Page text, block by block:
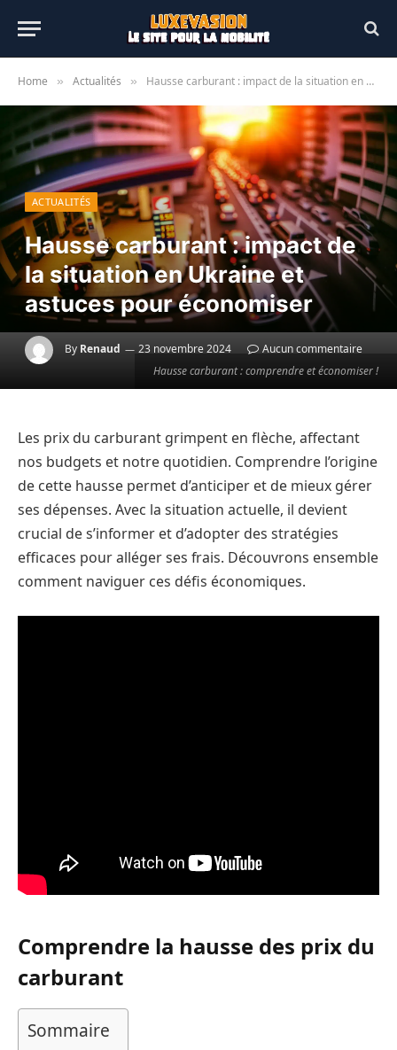
Home » Actualités » Hausse carburant : impact de la situation en Ukraine et astuces pour économiser
Hausse carburant : comprendre et économiser !
ACTUALITÉS
Hausse carburant : impact de
la situation en Ukraine et
astuces pour économiser
By Renaud 23 novembre 2024 Aucun commentaire
Les prix du carburant grimpent en flèche, affectant
nos budgets et notre quotidien. Comprendre l’origine
de cette hausse permet d’anticiper et de mieux gérer
ses dépenses. Avec la situation actuelle, il devient
crucial de s’informer et d’adopter des stratégies
efficaces pour alléger ses frais. Découvrons ensemble
comment naviguer ces défis économiques.
Comprendre la hausse des prix du
carburant
Sommaire